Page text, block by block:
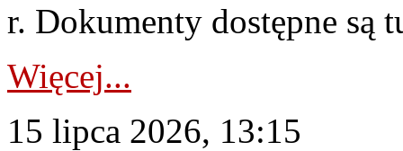
r. Dokumenty dostępne są
Więcej...
15 lipca 2026, 13:15